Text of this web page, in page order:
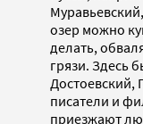
озер можно
делать,
грязи. Здесь
Достоевский,
писатели и
приезжают